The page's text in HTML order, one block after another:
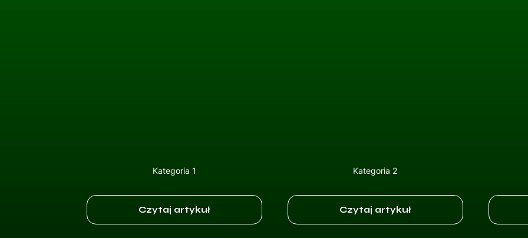
Kategoria 1
Czytaj artykuł
Kategoria 2
Czytaj artykuł